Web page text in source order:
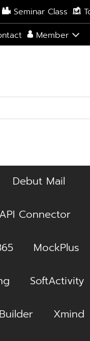
Seminar Class
Member
Debut Mail
Connector
MockPlus
SoftActivity
Xmind